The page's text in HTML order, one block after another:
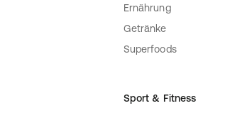
Ernährung
Getränke
Superfoods
Sport & Fitness